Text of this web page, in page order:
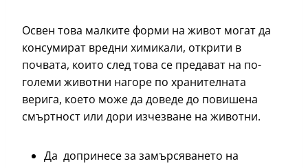
Освен това малките форми на живот могат да
консумират вредни химикали, открити в
почвата, които след това се предават на по-
големи животни нагоре по хранителната
верига, което може да доведе до повишена
смъртност или дори изчезване на животни.
Да допринесе за замърсяването на